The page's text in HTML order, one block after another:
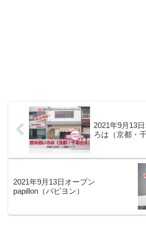
2021年9月13
ろは（京都・
2021年9月13日オープン
papillon（パピヨン）